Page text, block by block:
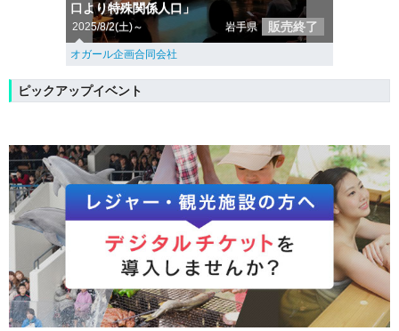
口より特殊関係人口」
2025/8/2(土)～ 岩手県 販売終了
オガール企画合同会社
ピックアップイベント